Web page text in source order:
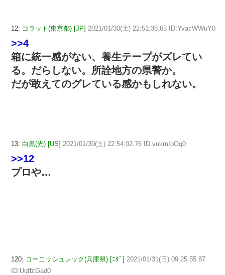
12: コラット(東京都) [JP] 2021/01/30(土) 22:51:38.65 ID:YvacWWuY0
>>4
箱に統一感がない、養生テープがズレてい
る。だらしない。所詮地方の県警か。
だが敢えてのグレている感かもしれない。
13: 白黒(光) [US] 2021/01/30(土) 22:54:02.76 ID:vukmIpOq0
>>12
プロや…
120: コーニッシュレック(兵庫県) [ﾆﾀﾞ] 2021/01/31(日) 09:25:55.87
ID:UqfbtGad0